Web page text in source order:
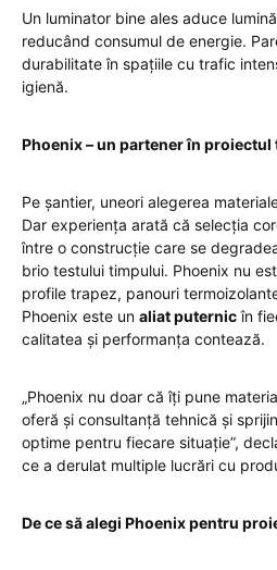
Un luminator bine ales aduce
reducând consumul de energie.
durabilitate în spațiile cu trafic
igienă.
Phoenix – un partener în proiectul
Pe șantier, uneori alegerea
Dar experiența arată că selecția
între o construcție care se
brio testului timpului. Phoenix nu
profile trapez, panouri
Phoenix este un aliat puternicîn
calitatea și performanța contează.
„Phoenix nu doar că îți pune
oferă și consultanță tehnică și
optime pentru fiecare situație”,
ce a derulat multiple lucrări cu
De ce să alegi Phoenix pentru